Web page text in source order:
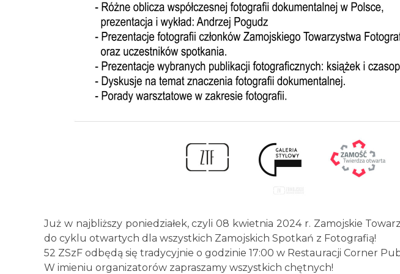
Już w najbliższy poniedziałek, czyli 08 kwietnia 2024 r. Zamojskie
do cyklu otwartych dla wszystkich Zamojskich Spotkań z Fotografią!
52 ZSzF odbędą się tradycyjnie o godzinie 17:00 w Restauracji Corner
W imieniu organizatorów zapraszamy wszystkich chętnych!